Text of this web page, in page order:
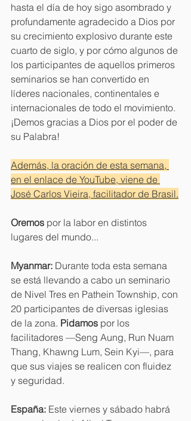
hasta el día de hoy sigo asombrado y
profundamente agradecido a Dios por
su crecimiento explosivo durante este
cuarto de siglo, y por cómo algunos de
los participantes de aquellos primeros
seminarios se han convertido en
líderes nacionales, continentales e
internacionales de todo el movimiento.
¡Demos gracias a Dios por el poder de
su Palabra!
Además, la oración de esta semana,
en el enlace de YouTube, viene de
José Carlos Vieira, facilitador de Brasil.
Oremos por la labor en distintos
lugares del mundo...
Myanmar: Durante toda esta semana
se está llevando a cabo un seminario
de Nivel Tres en Pathein Township, con
20 participantes de diversas iglesias
de la zona. Pidamos por los
facilitadores —Seng Aung, Run Nuam
Thang, Khawng Lum, Sein Kyi—, para
que sus viajes se realicen con fluidez
y seguridad.
España: Este viernes y sábado habrá